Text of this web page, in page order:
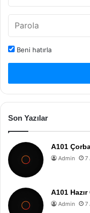
Beni hatırla
Son Yazılar
A101
Admin 7
A101
Admin 7